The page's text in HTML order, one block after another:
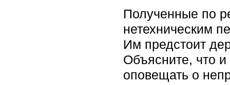
Полученные по
нетехническим
Им предстоит
Объясните, что и
оповещать о